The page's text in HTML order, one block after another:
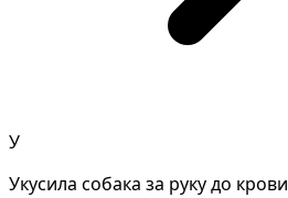
У
Укусила собака за руку до крови